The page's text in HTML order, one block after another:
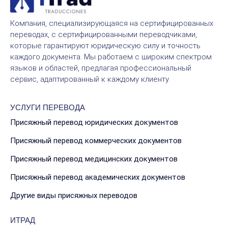
Компания, специализирующаяся на сертифицированных
переводах, с сертифицированными переводчиками,
которые гарантируют юридическую силу и точность
каждого документа. Мы работаем с широким спектром
языков и областей, предлагая профессиональный
сервис, адаптированный к каждому клиенту.
УСЛУГИ ПЕРЕВОДА
Присяжный перевод юридических документов
Присяжный перевод коммерческих документов
Присяжный перевод медицинских документов
Присяжный перевод академических документов
Другие виды присяжных переводов
ИТРАД